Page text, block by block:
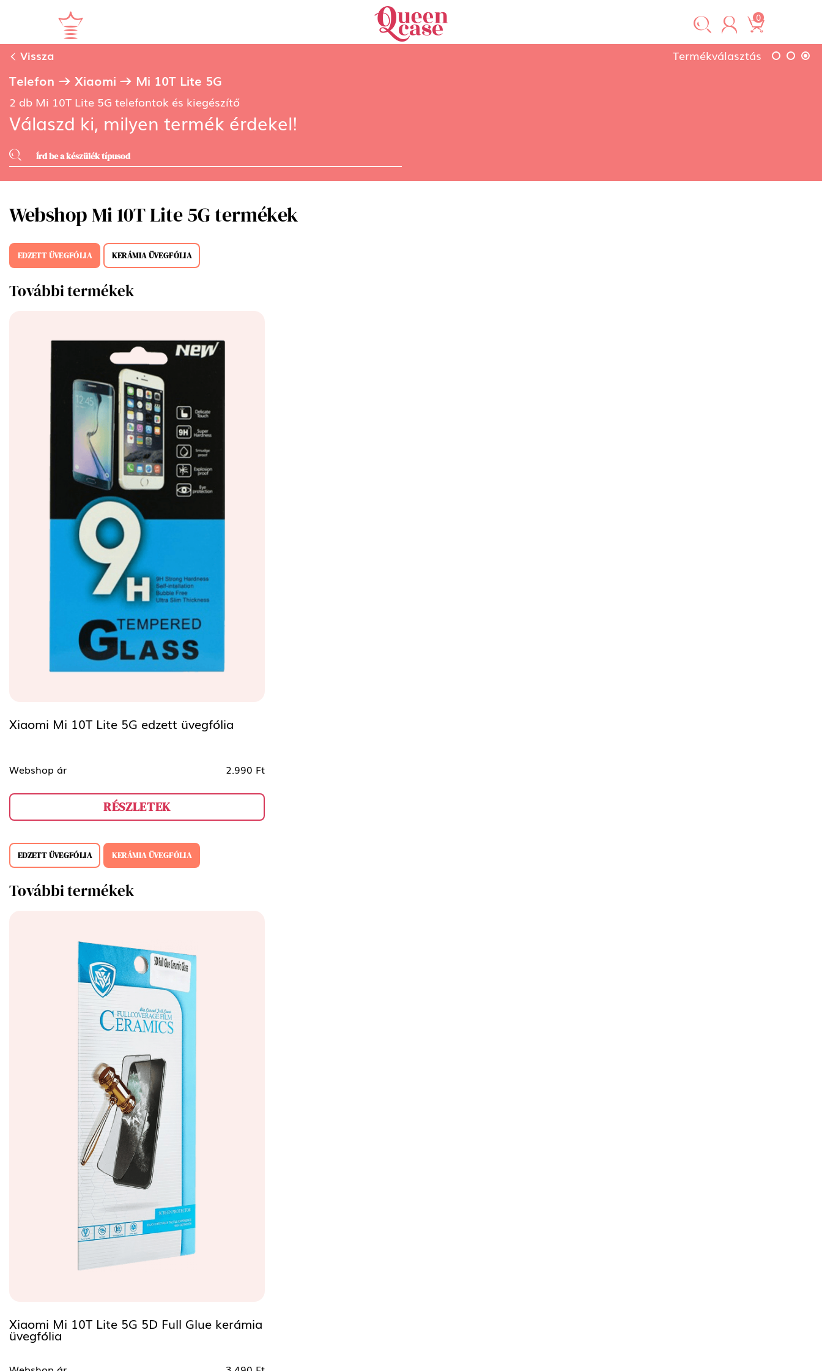
0
Vissza Termékválasztás
Telefon Xiaomi Mi 10T Lite 5G
2 db Mi 10T Lite 5G telefontok és kiegészítő
Válaszd ki, milyen termék érdekel!
Webshop Mi 10T Lite 5G termékek
EDZETT ÜVEGFÓLIA KERÁMIA ÜVEGFÓLIA
További termékek
Xiaomi Mi 10T Lite 5G edzett üvegfólia
Webshop ár 2.990 Ft
RÉSZLETEK
EDZETT ÜVEGFÓLIA KERÁMIA ÜVEGFÓLIA
További termékek
Xiaomi Mi 10T Lite 5G 5D Full Glue kerámia
üvegfólia